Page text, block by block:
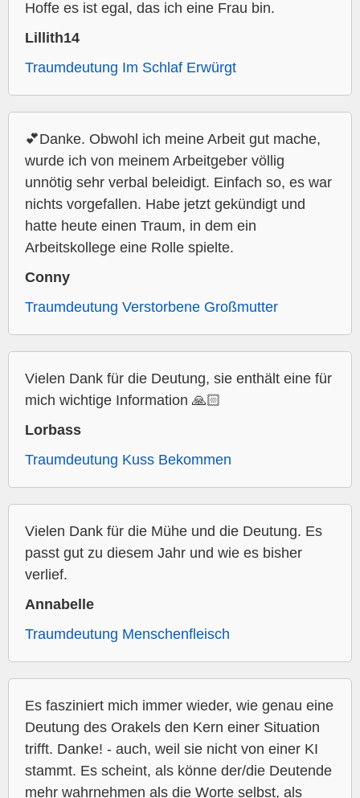
Hoffe es ist egal, das ich eine Frau bin.
Lillith14
Traumdeutung Im Schlaf Erwürgt
💕Danke. Obwohl ich meine Arbeit gut mache,
wurde ich von meinem Arbeitgeber völlig
unnötig sehr verbal beleidigt. Einfach so, es war
nichts vorgefallen. Habe jetzt gekündigt und
hatte heute einen Traum, in dem ein
Arbeitskollege eine Rolle spielte.
Conny
Traumdeutung Verstorbene Großmutter
Vielen Dank für die Deutung, sie enthält eine für
mich wichtige Information 🙏🏻
Lorbass
Traumdeutung Kuss Bekommen
Vielen Dank für die Mühe und die Deutung. Es
passt gut zu diesem Jahr und wie es bisher
verlief.
Annabelle
Traumdeutung Menschenfleisch
Es fasziniert mich immer wieder, wie genau eine
Deutung des Orakels den Kern einer Situation
trifft. Danke! - auch, weil sie nicht von einer KI
stammt. Es scheint, als könne der/die Deutende
mehr wahrnehmen als die Worte selbst, als